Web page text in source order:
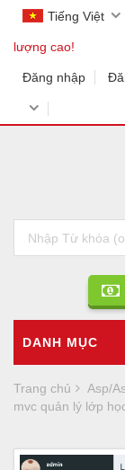
Tiếng Việt
lượng cao!
Đăng nhập
DANH MỤC
Trang chủ Asp/
mvc quản lý lớp